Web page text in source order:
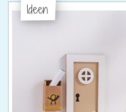
Ideen